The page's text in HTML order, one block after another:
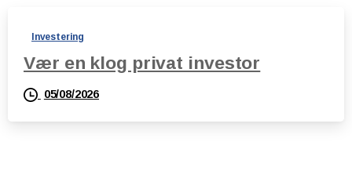
Investering
Vær en klog privat investor
05/08/2026